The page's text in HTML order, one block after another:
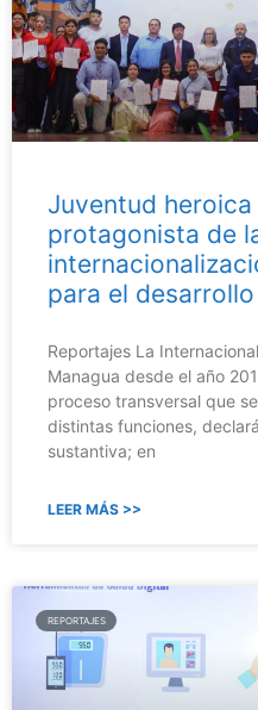
Juventud
protagonista de
para el
Reportajes La
Managua desde el año
proceso transversal que
distintas funciones,
sustantiva; en
LEER MÁS >>
REPORTAJES